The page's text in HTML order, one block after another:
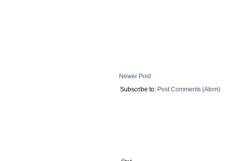
Newer Post
Subscribe to: Post Comments (Atom)